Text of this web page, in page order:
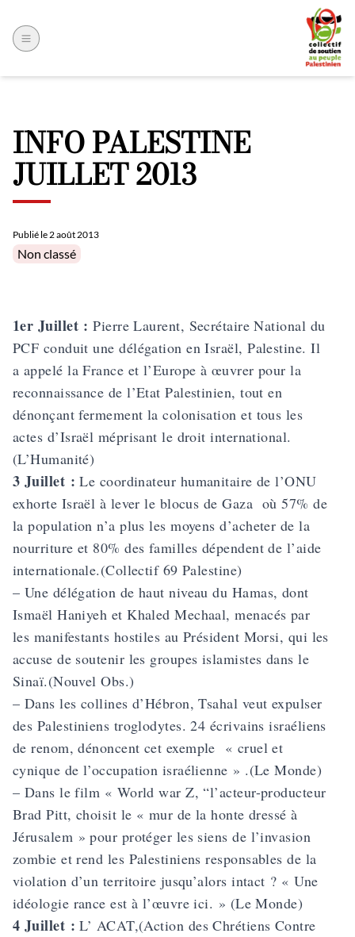
INFO PALESTINE
JUILLET 2013
Publié le2 août 2013
Posted in
Non classé
1er Juillet : Pierre Laurent, Secrétaire National du
PCF conduit une délégation en Israël, Palestine. Il
a appelé la France et l’Europe à œuvrer pour la
reconnaissance de l’Etat Palestinien, tout en
dénonçant fermement la colonisation et tous les
actes d’Israël méprisant le droit international.
(L’Humanité)
3 Juillet : Le coordinateur humanitaire de l’ONU
exhorte Israël à lever le blocus de Gaza où 57% de
la population n’a plus les moyens d’acheter de la
nourriture et 80% des familles dépendent de l’aide
internationale.(Collectif 69 Palestine)
– Une délégation de haut niveau du Hamas, dont
Ismaël Haniyeh et Khaled Mechaal, menacés par
les manifestants hostiles au Président Morsi, qui les
accuse de soutenir les groupes islamistes dans le
Sinaï.(Nouvel Obs.)
– Dans les collines d’Hébron, Tsahal veut expulser
des Palestiniens troglodytes. 24 écrivains israéliens
de renom, dénoncent cet exemple « cruel et
cynique de l’occupation israélienne » .(Le Monde)
– Dans le film « World war Z, “l’acteur-producteur
Brad Pitt, choisit le « mur de la honte dressé à
Jérusalem » pour protéger les siens de l’invasion
zombie et rend les Palestiniens responsables de la
violation d’un territoire jusqu’alors intact ? « Une
idéologie rance est à l’œuvre ici. » (Le Monde)
4 Juillet :L’ ACAT,(Action des Chrétiens Contre